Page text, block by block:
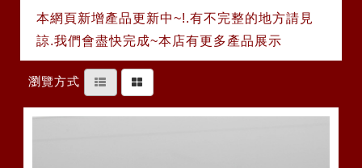
本網頁新增產品更新中~!.有不完整的地方請見
諒.我們會盡快完成~本店有更多產品展示
瀏覽方式